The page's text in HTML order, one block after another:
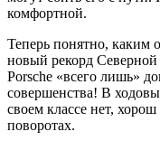
комфортной.
Теперь понятно, каким
новый рекорд
Porsche «всего лишь»
совершенства! В
своем классе нет,
поворотах.